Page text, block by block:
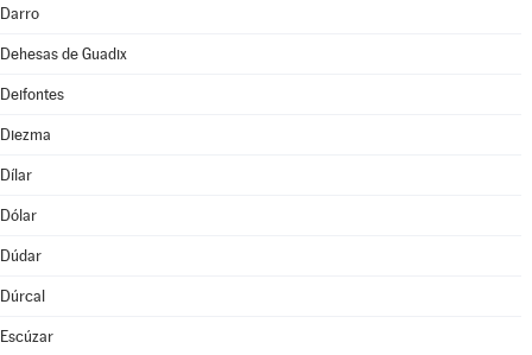
Darro
Dehesas de Guadix
Deifontes
Diezma
Dílar
Dólar
Dúdar
Dúrcal
Escúzar